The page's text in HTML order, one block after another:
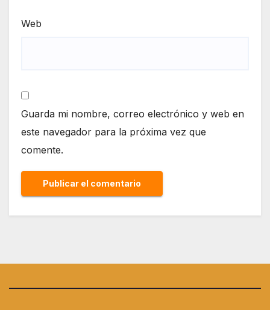
Web
Guarda mi nombre, correo electrónico y web en
este navegador para la próxima vez que
comente.